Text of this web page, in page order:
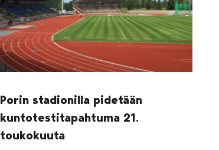
Porin stadionilla pidetään
kuntotestitapahtuma 21.
toukokuuta